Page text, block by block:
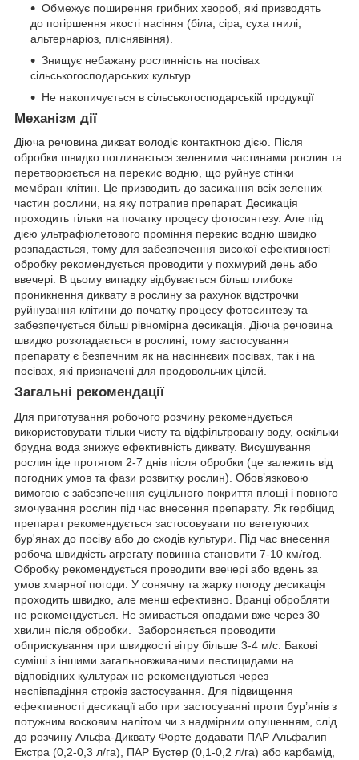
Обмежує поширення грибних хвороб, які призводять
до погіршення якості насіння (біла, сіра, суха гнилі,
альтернаріоз, пліснявіння).
Знищує небажану рослинність на посівах
сільськогосподарських культур
Не накопичується в сільськогосподарській продукції
Механізм дії
Діюча речовина дикват володіє контактною дією. Після
обробки швидко поглинається зеленими частинами рослин та
перетворюється на перекис водню, що руйнує стінки
мембран клітин. Це призводить до засихання всіх зелених
частин рослини, на яку потрапив препарат. Десикація
проходить тільки на початку процесу фотосинтезу. Але під
дією ультрафіолетового проміння перекис водню швидко
розпадається, тому для забезпечення високої ефективності
обробку рекомендується проводити у похмурий день або
ввечері. В цьому випадку відбувається більш глибоке
проникнення диквату в рослину за рахунок відстрочки
руйнування клітини до початку процесу фотосинтезу та
забезпечується більш рівномірна десикація. Діюча речовина
швидко розкладається в рослині, тому застосування
препарату є безпечним як на насіннєвих посівах, так і на
посівах, які призначені для продовольчих цілей.
Загальні рекомендації
Для приготування робочого розчину рекомендується
використовувати тільки чисту та відфільтровану воду, оскільки
брудна вода знижує ефективність диквату. Висушування
рослин іде протягом 2-7 днів після обробки (це залежить від
погодних умов та фази розвитку рослин). Обов’язковою
вимогою є забезпечення суцільного покриття площі і повного
змочування рослин під час внесення препарату. Як гербіцид
препарат рекомендується застосовувати по вегетуючих
бур'янах до посіву або до сходів культури. Під час внесення
робоча швидкість агрегату повинна становити 7-10 км/год.
Обробку рекомендується проводити ввечері або вдень за
умов хмарної погоди. У сонячну та жарку погоду десикація
проходить швидко, але менш ефективно. Вранці обробляти
не рекомендується. Не змивається опадами вже через 30
хвилин після обробки. Забороняється проводити
обприскування при швидкості вітру більше 3-4 м/с. Бакові
суміші з іншими загальновживаними пестицидами на
відповідних культурах не рекомендуються через
неспівпадіння строків застосування. Для підвищення
ефективності десикації або при застосуванні проти бур’янів з
потужним восковим налітом чи з надмірним опушенням, слід
до розчину Альфа-Диквату Форте додавати ПАР Альфалип
Екстра (0,2-0,3 л/га), ПАР Бустер (0,1-0,2 л/га) або карбамід,